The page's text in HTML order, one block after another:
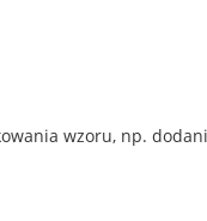
wzoru, np.